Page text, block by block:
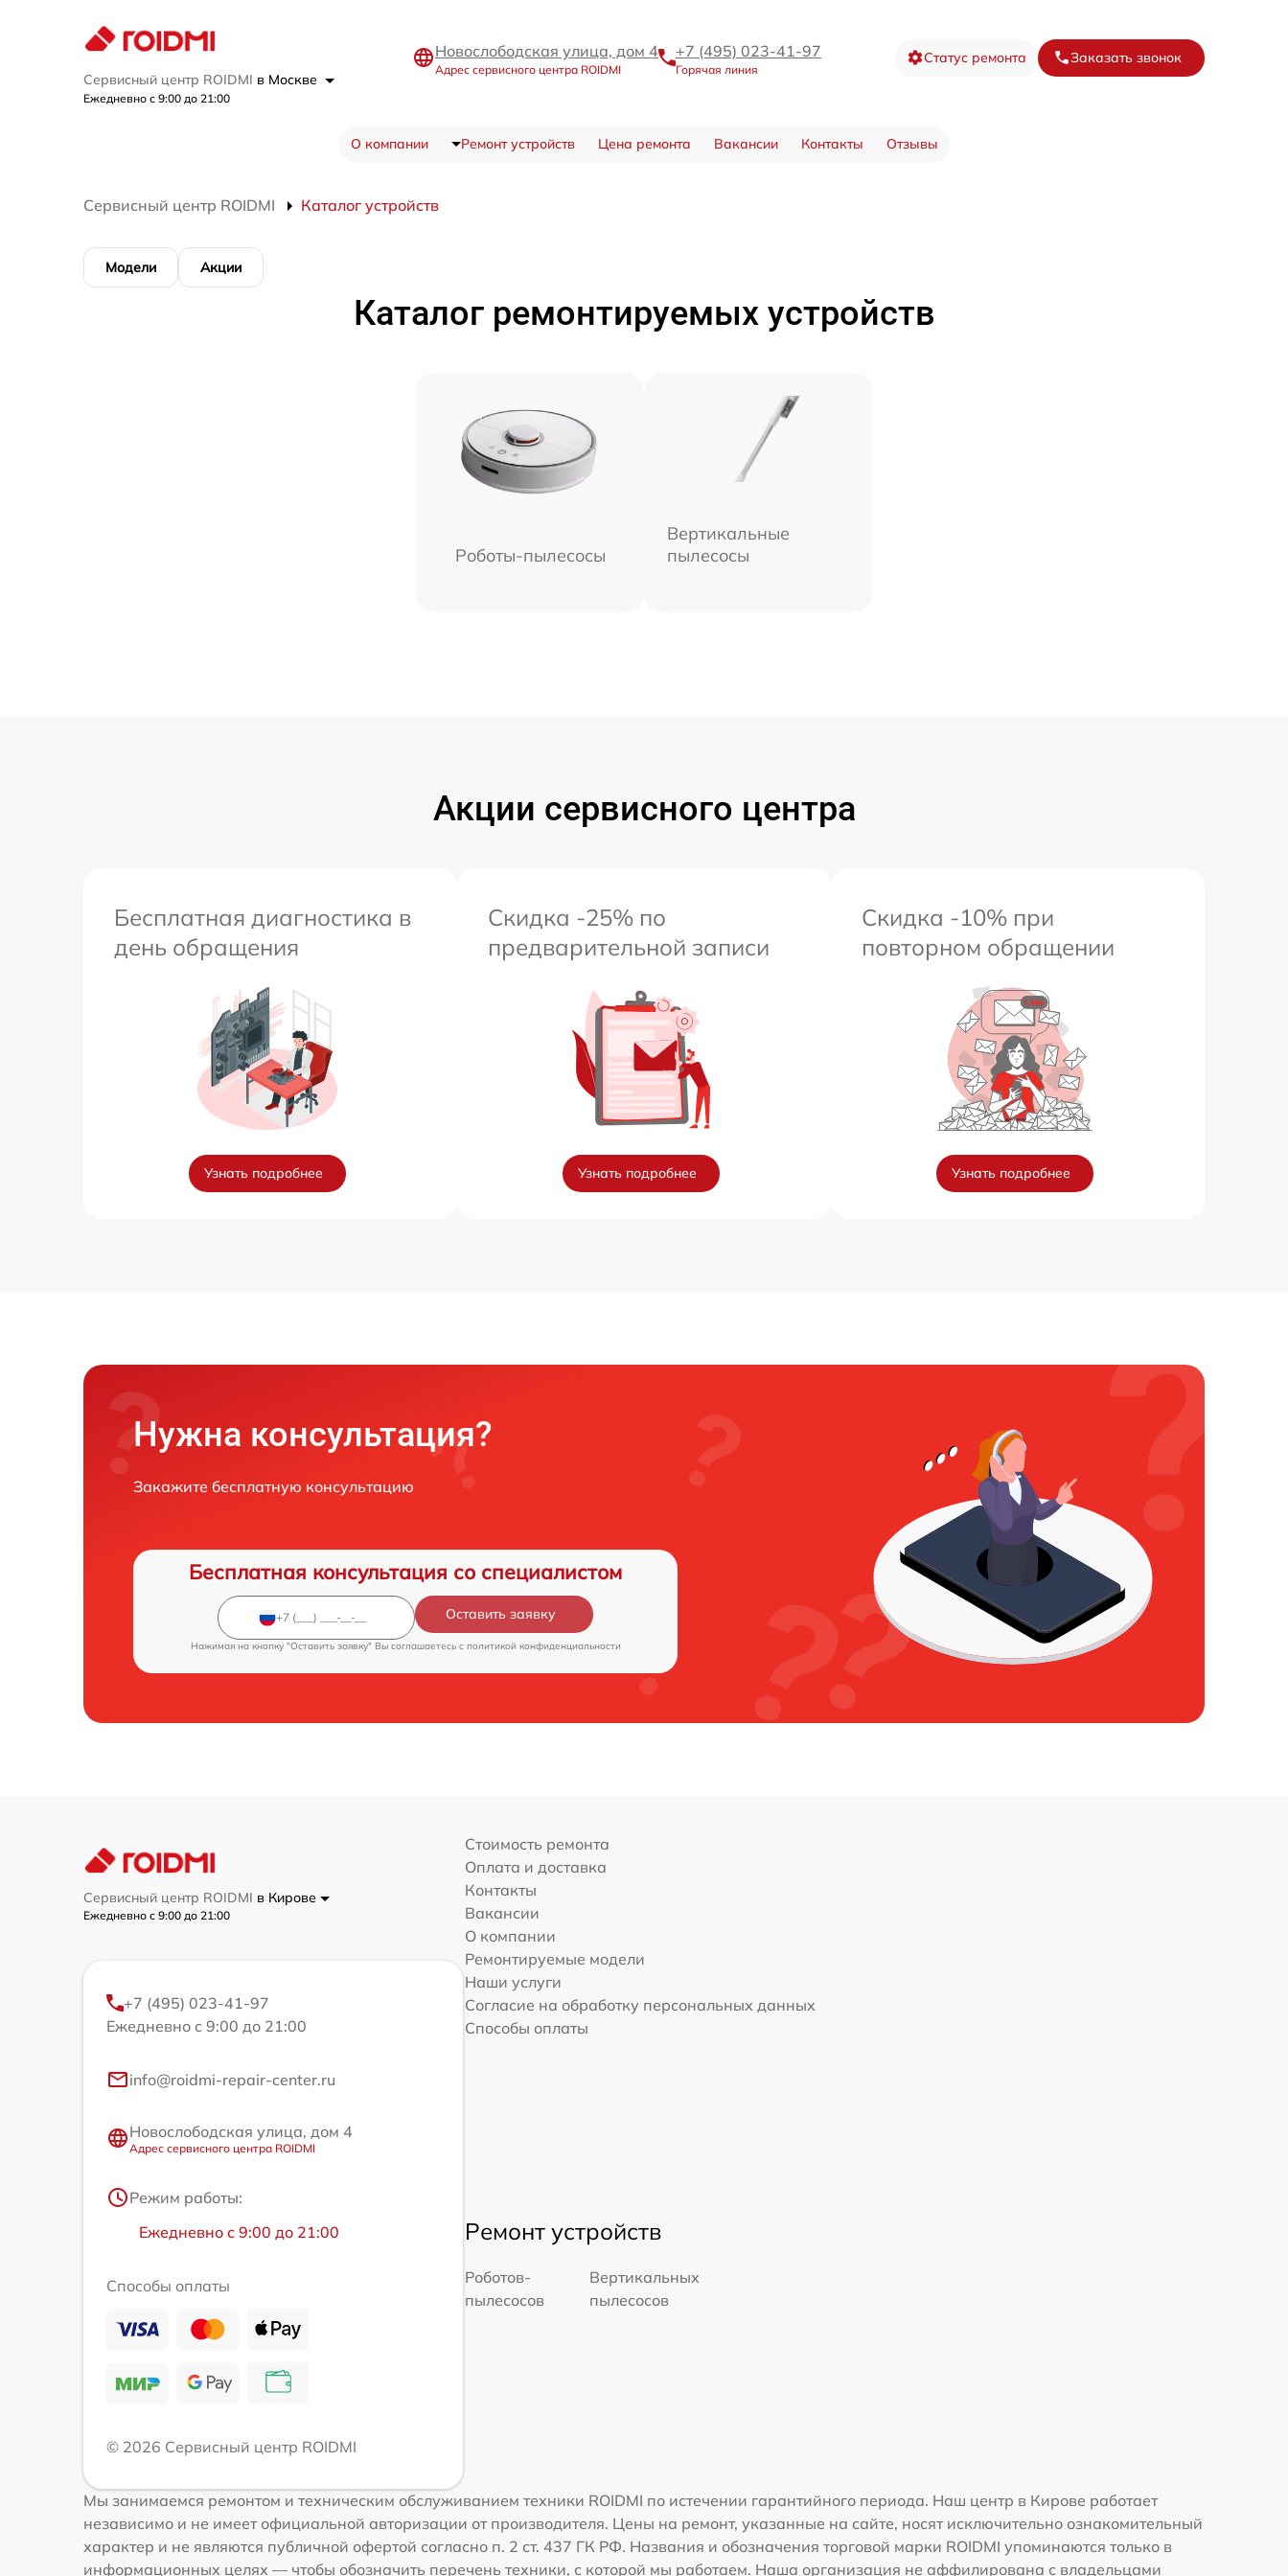
Сервисный центр ROIDMI в Москве
Ежедневно с 9:00 до 21:00
Новослободская улица, дом 4
Адрес сервисного центра ROIDMI
+7 (495) 023-41-97
Горячая линия
Статус ремонта Заказать звонок
О компании Ремонт устройств Цена ремонта Вакансии Контакты Отзывы
Сервисный центр ROIDMI Каталог устройств
Модели Акции
Каталог ремонтируемых устройств
Роботы-пылесосы
Вертикальные
пылесосы
Акции сервисного центра
Бесплатная диагностика в
день обращения
Узнать подробнее
Скидка -25% по
предварительной записи
Узнать подробнее
Скидка -10% при
повторном обращении
Узнать подробнее
Нужна консультация?
Закажите бесплатную консультацию
Бесплатная консультация со специалистом
Оставить заявку
Нажимая на кнопку "Оставить заявку" Вы соглашаетесь c политикой конфиденциальности
Сервисный центр ROIDMI в Кирове
Ежедневно с 9:00 до 21:00
+7 (495) 023-41-97
Ежедневно с 9:00 до 21:00
info@roidmi-repair-center.ru
Новослободская улица, дом 4
Адрес сервисного центра ROIDMI
Режим работы:
Ежедневно с 9:00 до 21:00
Способы оплаты
© 2026 Сервисный центр ROIDMI
Стоимость ремонта
Оплата и доставка
Контакты
Вакансии
О компании
Ремонтируемые модели
Наши услуги
Согласие на обработку персональных данных
Способы оплаты
Ремонт устройств
Роботов-
пылесосов
Вертикальных
пылесосов
Мы занимаемся ремонтом и техническим обслуживанием техники ROIDMI по истечении гарантийного периода. Наш центр в Кирове работает
независимо и не имеет официальной авторизации от производителя. Цены на ремонт, указанные на сайте, носят исключительно ознакомительный
характер и не являются публичной офертой согласно п. 2 ст. 437 ГК РФ. Названия и обозначения торговой марки ROIDMI упоминаются только в
информационных целях — чтобы обозначить перечень техники, с которой мы работаем. Наша организация не аффилирована с владельцами